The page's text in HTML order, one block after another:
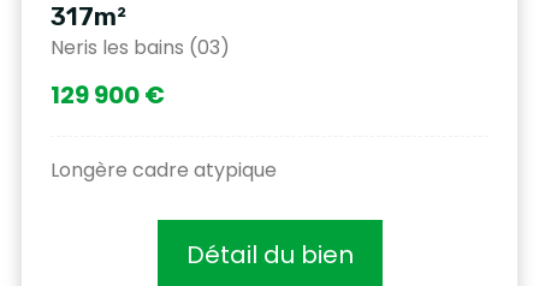
317m²
Neris les bains (03)
129 900 €
Longère cadre atypique
Détail du bien